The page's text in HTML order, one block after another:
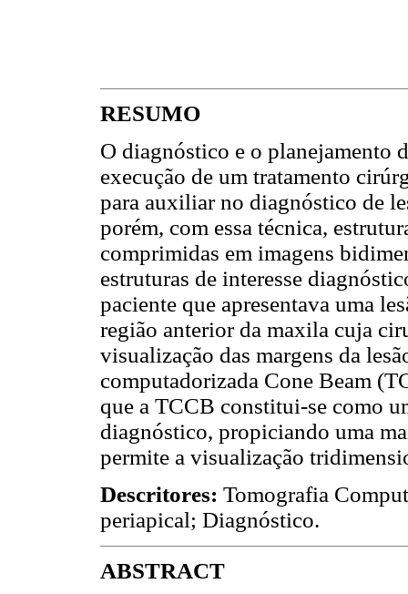
RESUMO
O diagnóstico e o planejamento
execução de um tratamento
para auxiliar no diagnóstico de
porém, com essa técnica,
comprimidas em imagens
estruturas de interesse
paciente que apresentava uma
região anterior da maxila cuja
visualização das margens da
computadorizada Cone Beam
que a TCCB constitui-se como
diagnóstico, propiciando uma
permite a visualização
Descritores: Tomografia
periapical; Diagnóstico.
ABSTRACT